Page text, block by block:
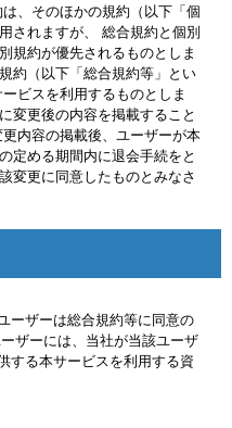
、そのほかの規約（以下「個
されますが、 総合規約と個別
規約が優先されるものとしま
約（以下「総合規約等」とい
ビスを利用するものとしま
変更後の内容を掲載すること
内容の掲載後、ユーザーが本
定める期間内に退会手続をと
変更に同意したものとみなさ
ーザーは総合規約等に同意の
ザーには、当社が当該ユーザ
する本サービスを利用する資